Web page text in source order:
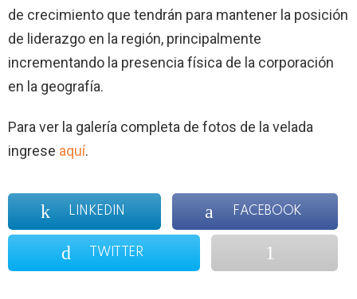
de crecimiento que tendrán para mantener la posición
de liderazgo en la región, principalmente
incrementando la presencia física de la corporación
en la geografía.
Para ver la galería completa de fotos de la velada
ingrese aquí.
LINKEDIN FACEBOOK
TWITTER